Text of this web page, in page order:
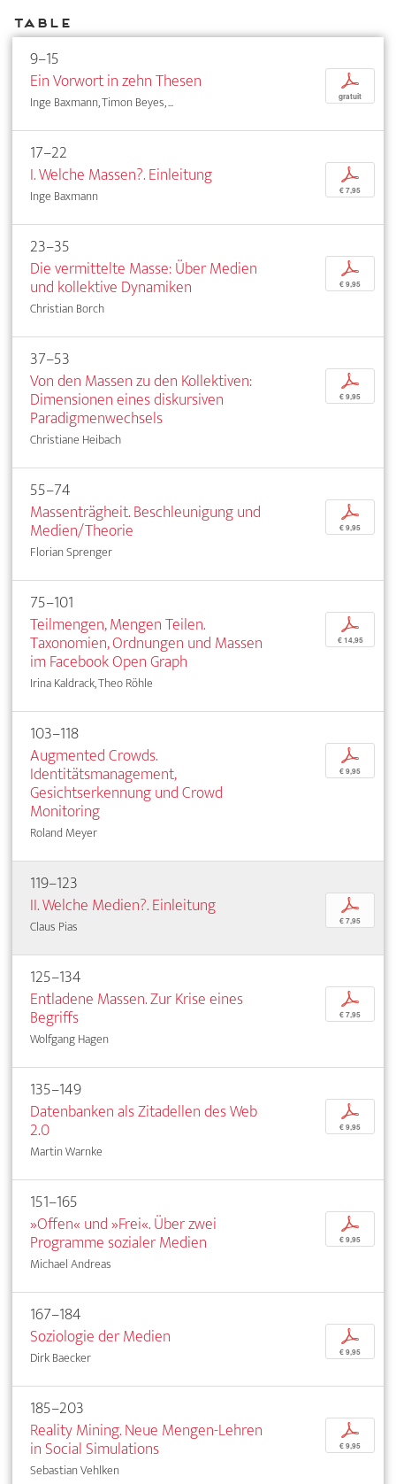
Table
9–15
Ein Vorwort in zehn Thesen
Inge Baxmann, Timon Beyes, ...
p
gratuit
17–22
I. Welche Massen?. Einleitung
Inge Baxmann
p
€ 7,95
23–35
Die vermittelte Masse: Über Medien
und kollektive Dynamiken
Christian Borch
p
€ 9,95
37–53
Von den Massen zu den Kollektiven:
Dimensionen eines diskursiven
Paradigmenwechsels
Christiane Heibach
p
€ 9,95
55–74
Massenträgheit. Beschleunigung und
Medien/Theorie
Florian Sprenger
p
€ 9,95
75–101
Teilmengen, Mengen Teilen.
Taxonomien, Ordnungen und Massen
im Facebook Open Graph
Irina Kaldrack, Theo Röhle
p
€ 14,95
103–118
Augmented Crowds.
Identitätsmanagement,
Gesichtserkennung und Crowd
Monitoring
Roland Meyer
p
€ 9,95
119–123
II. Welche Medien?. Einleitung
Claus Pias
p
€ 7,95
125–134
Entladene Massen. Zur Krise eines
Begriffs
Wolfgang Hagen
p
€ 7,95
135–149
Datenbanken als Zitadellen des Web
2.0
Martin Warnke
p
€ 9,95
151–165
»Offen« und »Frei«. Über zwei
Programme sozialer Medien
Michael Andreas
p
€ 9,95
167–184
Soziologie der Medien
Dirk Baecker
p
€ 9,95
185–203
Reality Mining. Neue Mengen-Lehren
in Social Simulations
Sebastian Vehlken
p
€ 9,95